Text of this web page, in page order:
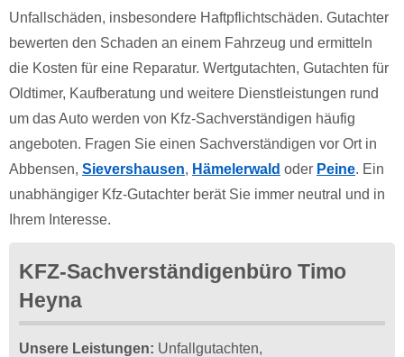
Unfallschäden, insbesondere Haftpflichtschäden. Gutachter
bewerten den Schaden an einem Fahrzeug und ermitteln
die Kosten für eine Reparatur. Wertgutachten, Gutachten für
Oldtimer, Kaufberatung und weitere Dienstleistungen rund
um das Auto werden von Kfz-Sachverständigen häufig
angeboten. Fragen Sie einen Sachverständigen vor Ort in
Abbensen, Sievershausen, Hämelerwald oder Peine. Ein
unabhängiger Kfz-Gutachter berät Sie immer neutral und in
Ihrem Interesse.
KFZ-Sachverständigenbüro Timo
Heyna
Unsere Leistungen: Unfallgutachten,